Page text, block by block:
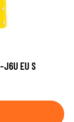
J6U EU S